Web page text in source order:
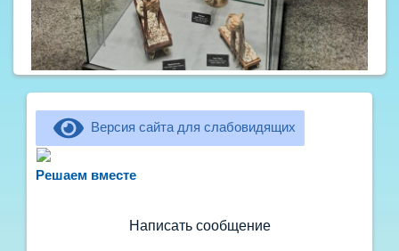
Версия сайта для слабовидящих
Решаем вместерассказать о воспитателях? Знаете, как
Написать сообщение